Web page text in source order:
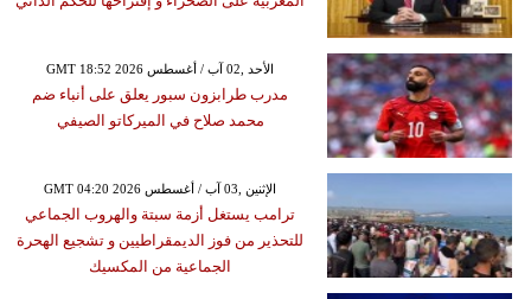
GMT 18:52 2026 الأحد ,02 آب / أغسطس
مدرب طرابزون سبور يعلق على أنباء ضم
محمد صلاح في الميركاتو الصيفي
GMT 04:20 2026 الإثنين ,03 آب / أغسطس
ترامب يستغل أزمة سبتة والهروب الجماعي
للتحذير من فوز الديمقراطيين و تشجيع الهحرة
الجماعية من المكسيك